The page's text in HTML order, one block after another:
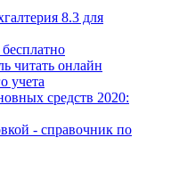
8.3 для
читать онлайн
учета
средств 2020:
- справочник по